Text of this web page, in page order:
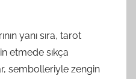
yanı sıra, tarot
etmede sıkça
sembolleriyle zengin